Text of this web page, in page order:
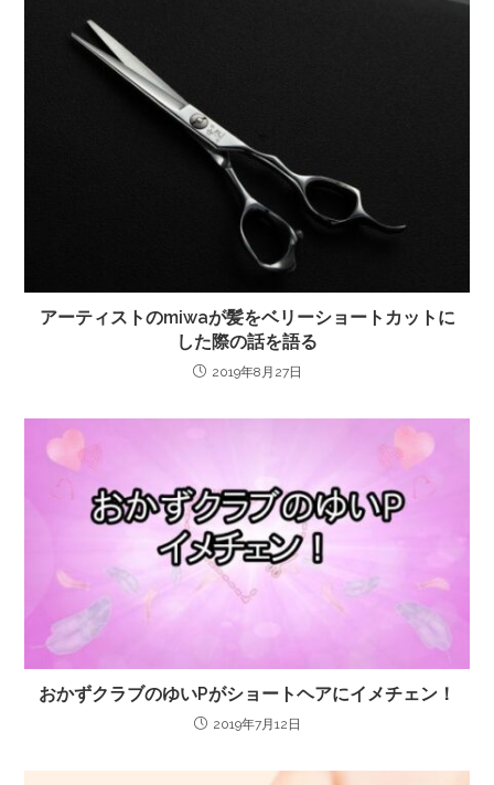
アーティストのmiwaが髪をベリーショートカットに
した際の話を語る
2019年8月27日
おかずクラブのゆいPがショートヘアにイメチェン！
2019年7月12日